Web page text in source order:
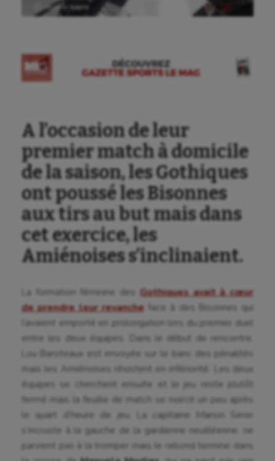
Ⓒ Gazette Sports
A l’occasion de leur
premier match à domicile
de la saison, les Gothiques
ont poussé les Bisonnes
aux tirs au but mais dans
cet exercice, les
Amiénoises s’inclinaient.
La formation féminine des Gothiques avait à cœur
de prendre leur revancheface à des Bisonnes qui
l’avaient emporté en prolongation lors du premier duel
entre les deux équipes. Dans le début de rencontre,
Lou Baroteaux est envoyée sur le banc des pénalités
mais les Amiénoises résistent en infériorité. Les deux
équipes se cherchent ensuite et le jeu reste plutôt
fermé mais la feuille de match se noircit un peu après
le quart d’heure de jeu. La capitaine Manon Serer
s’incruste à la gauche de la gardienne neuilléenne, ne
parvient pas à la tromper mais le rebond termine dans